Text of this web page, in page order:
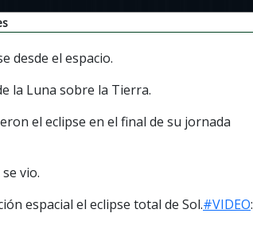
desde el espacio.
la Luna sobre la Tierra.
el eclipse en el final de su jornada
vio.
espacial el eclipse total de Sol.#VIDEO: